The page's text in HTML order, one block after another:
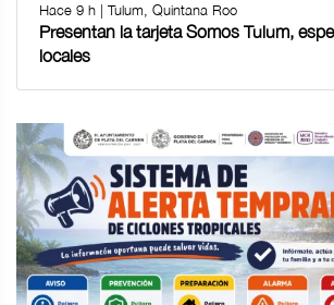
Hace 9 h | Tulum, Quintana Roo
Presentan la tarjeta Somos Tulum,
locales